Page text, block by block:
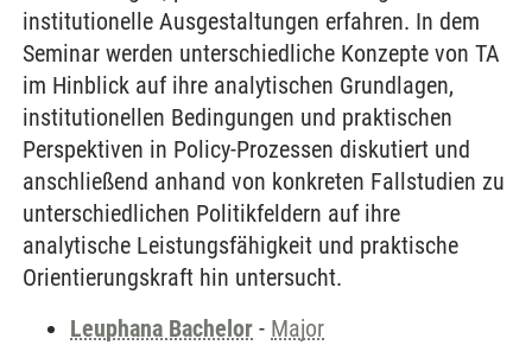
institutionelle Ausgestaltungen erfahren. In dem
Seminar werden unterschiedliche Konzepte von TA
im Hinblick auf ihre analytischen Grundlagen,
institutionellen Bedingungen und praktischen
Perspektiven in Policy-Prozessen diskutiert und
anschließend anhand von konkreten Fallstudien zu
unterschiedlichen Politikfeldern auf ihre
analytische Leistungsfähigkeit und praktische
Orientierungskraft hin untersucht.
Leuphana Bachelor - Major